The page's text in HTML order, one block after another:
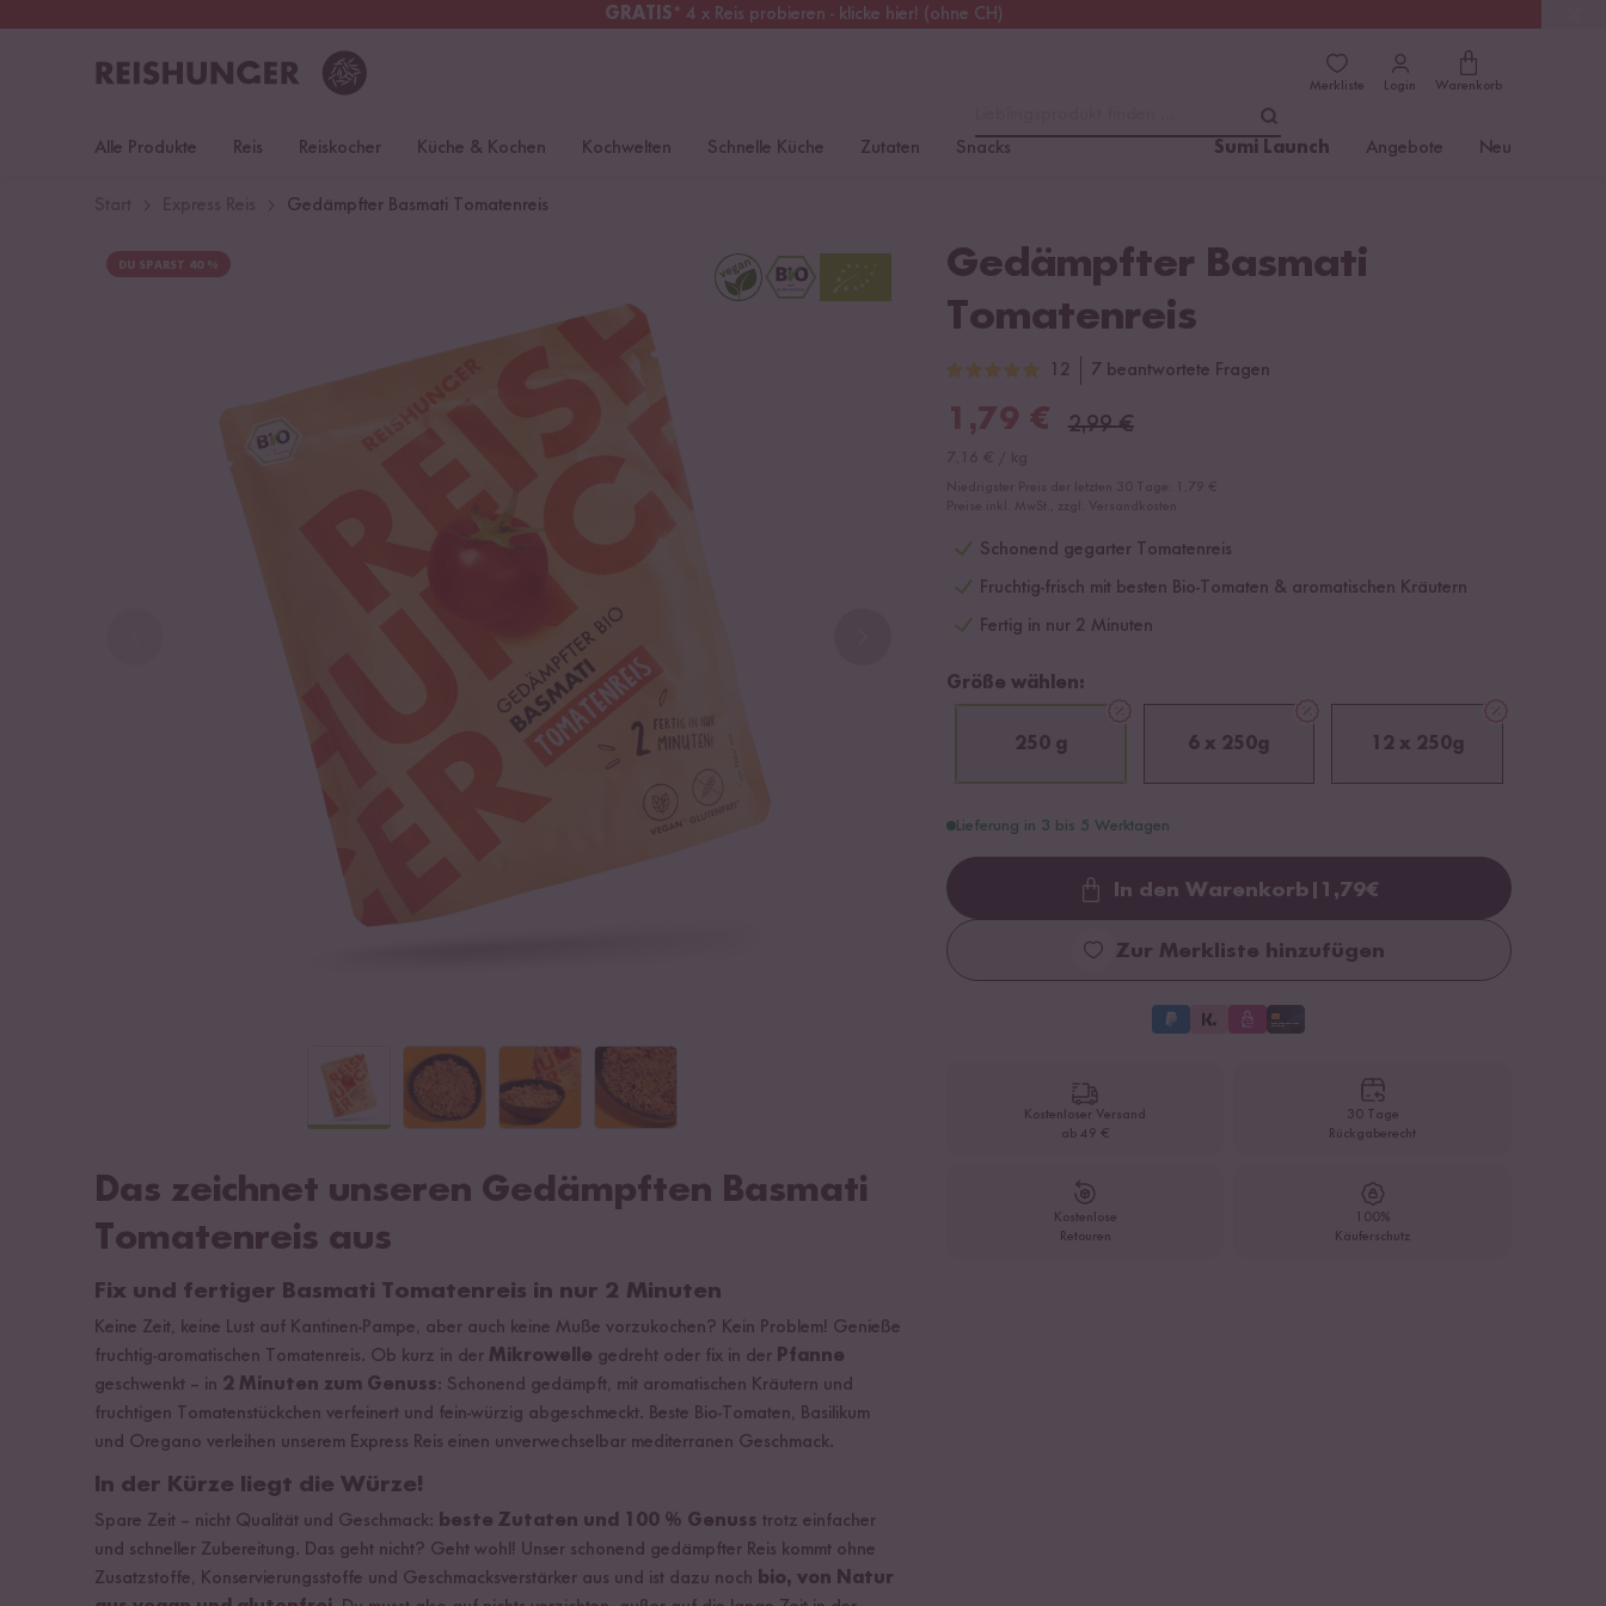
GRATIS* 4 x Reis probieren - klicke hier! (ohne CH)
Kostenloser Versand
Merkliste Login Warenkorb
Alle Produkte Reis Reiskocher Küche & Kochen Kochwelten Schnelle Küche Zutaten Snacks Sumi Launch Angebote Neu
Gedämpfter Basmati Tomatenreis
DU SPARST 40 %
Gedämpfter Basmati
Tomatenreis
12 7 beantwortete Fragen
1,79 € 2,99€
Schonend gegarter Tomatenreis
Fruchtig-frisch mit besten Bio-Tomaten & aromatischen Kräutern
Fertig in nur 2 Minuten
Größe wählen:
250 g 6 x 250g 12 x 250g
Lieferung in 3 bis 5 Werktagen
Loading...
In den Warenkorb 1,79€
Zur Merkliste hinzufügen
Kostenloser Versand
ab 49 €
30 Tage
Rückgaberecht
Kostenlose
Retouren
100%
Käuferschutz
Das zeichnet unseren Gedämpften Basmati
Tomatenreis aus
Fix und fertiger Basmati Tomatenreis in nur 2 Minuten
Keine Zeit, keine Lust auf Kantinen-Pampe, aber auch keine Muße vorzukochen? Kein Problem! Genieße
fruchtig-aromatischen Tomatenreis. Ob kurz in der Mikrowelle gedreht oder fix in der Pfanne
geschwenkt – in 2 Minuten zum Genuss: Schonend gedämpft, mit aromatischen Kräutern und
fruchtigen Tomatenstückchen verfeinert und fein-würzig abgeschmeckt. Beste Bio-Tomaten, Basilikum
und Oregano verleihen unserem Express Reis einen unverwechselbar mediterranen Geschmack.
In der Kürze liegt die Würze!
Spare Zeit – nicht Qualität und Geschmack: beste Zutaten und 100 % Genuss trotz einfacher
und schneller Zubereitung. Das geht nicht? Geht wohl! Unser schonend gedämpfter Reis kommt ohne
Zusatzstoffe, Konservierungsstoffe und Geschmacksverstärker aus und ist dazu noch bio, von Natur